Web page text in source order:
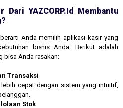
Dari YAZCORP.id Membantu
berarti Anda memilih aplikasi kasir yang
bisnis Anda. Berikut adalah
bisa Anda rasakan:
Transaksi
cepat dengan sistem yang intuitif,
Stok